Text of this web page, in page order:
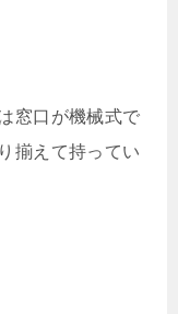
窓口が機械式で
揃えて持ってい